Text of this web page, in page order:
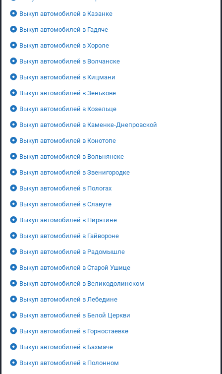
Выкуп автомобилей в Казанке
Выкуп автомобилей в Гадяче
Выкуп автомобилей в Хороле
Выкуп автомобилей в Волчанске
Выкуп автомобилей в Кицмани
Выкуп автомобилей в Зенькове
Выкуп автомобилей в Козельце
Выкуп автомобилей в Каменке-Днепровской
Выкуп автомобилей в Конотопе
Выкуп автомобилей в Вольнянске
Выкуп автомобилей в Звенигородке
Выкуп автомобилей в Пологах
Выкуп автомобилей в Славуте
Выкуп автомобилей в Пирятине
Выкуп автомобилей в Гайвороне
Выкуп автомобилей в Радомышле
Выкуп автомобилей в Старой Ушице
Выкуп автомобилей в Великодолинском
Выкуп автомобилей в Лебедине
Выкуп автомобилей в Белой Церкви
Выкуп автомобилей в Горностаевке
Выкуп автомобилей в Бахмаче
Выкуп автомобилей в Полонном